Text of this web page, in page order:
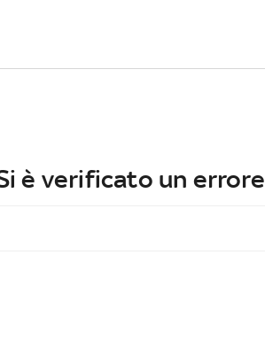
è verificato un errore